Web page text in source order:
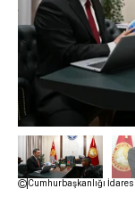
Cumhurbaşkanlığı